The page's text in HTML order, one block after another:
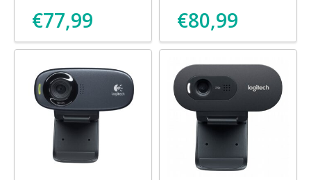
€77,99 €80,99